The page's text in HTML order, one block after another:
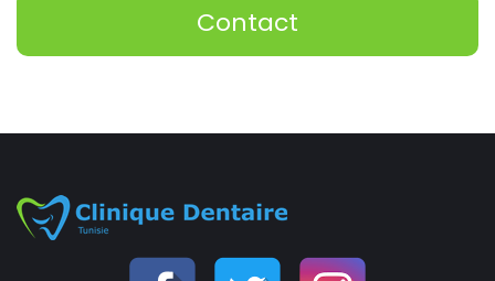
Contact